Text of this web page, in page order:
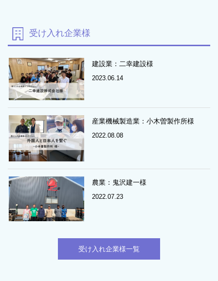
受け入れ企業様
建設業：二幸建設様
2023.06.14
産業機械製造業：小木曽製作所様
2022.08.08
農業：鬼沢建一様
2022.07.23
受け入れ企業様一覧